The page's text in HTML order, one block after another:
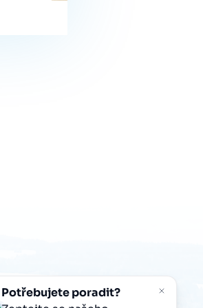
Potřebujete poradit?